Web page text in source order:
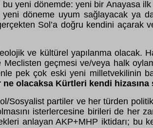
yeni dönemde: yeni bir Anayasa
döneme uyum sağlayacak ya
Sol’a doğru kendini açarak
ve kültürel yapılanma olacak.
geçmesi ve/veya halk
pek çok eski yeni milletvekilinin
ne olacaksa Kürtleri kendi
partiler ve her türden politik
isterlercesine birileri de her
anlayan AKP+MHP iktidarı; bu